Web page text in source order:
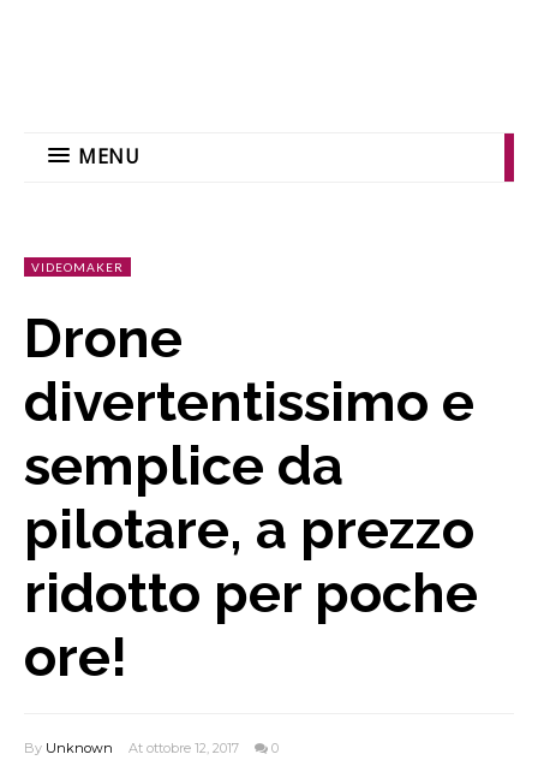
MENU
VIDEOMAKER
Drone
divertentissimo e
semplice da
pilotare, a prezzo
ridotto per poche
ore!
By Unknown At ottobre 12, 2017 0